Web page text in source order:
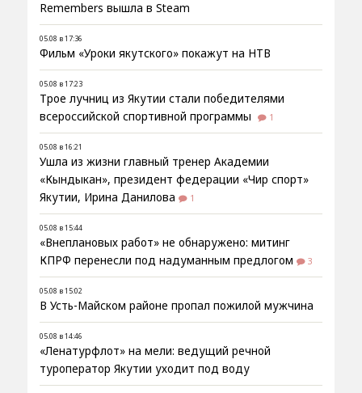
Remembers вышла в Steam
05.08 в 17:36
Фильм «Уроки якутского» покажут на НТВ
05.08 в 17:23
Трое лучниц из Якутии стали победителями
всероссийской спортивной программы
1
05.08 в 16:21
Ушла из жизни главный тренер Академии
«Кындыкан», президент федерации «Чир спорт»
Якутии, Ирина Данилова
1
05.08 в 15:44
«Внеплановых работ» не обнаружено: митинг
КПРФ перенесли под надуманным предлогом
3
05.08 в 15:02
В Усть-Майском районе пропал пожилой мужчина
05.08 в 14:46
«Ленатурфлот» на мели: ведущий речной
туроператор Якутии уходит под воду